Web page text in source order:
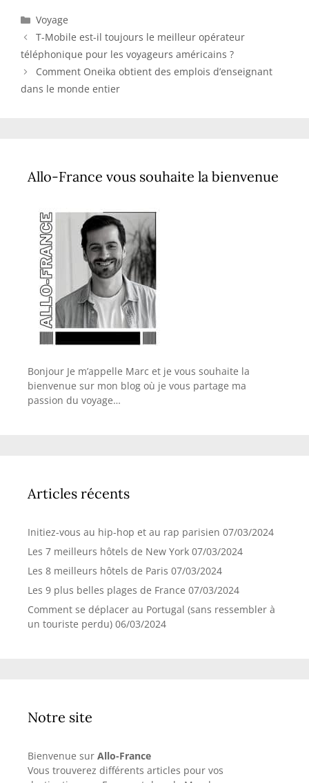
Catégories
Voyage
T-Mobile est-il toujours le meilleur opérateur
téléphonique pour les voyageurs américains ?
Comment Oneika obtient des emplois d’enseignant
dans le monde entier
Allo-France vous souhaite la bienvenue
Bonjour Je m’appelle Marc et je vous souhaite la
bienvenue sur mon blog où je vous partage ma
passion du voyage…
Articles récents
Initiez-vous au hip-hop et au rap parisien 07/03/2024
Les 7 meilleurs hôtels de New York 07/03/2024
Les 8 meilleurs hôtels de Paris 07/03/2024
Les 9 plus belles plages de France 07/03/2024
Comment se déplacer au Portugal (sans ressembler à
un touriste perdu) 06/03/2024
Notre site
Bienvenue sur Allo-France
Vous trouverez différents articles pour vos